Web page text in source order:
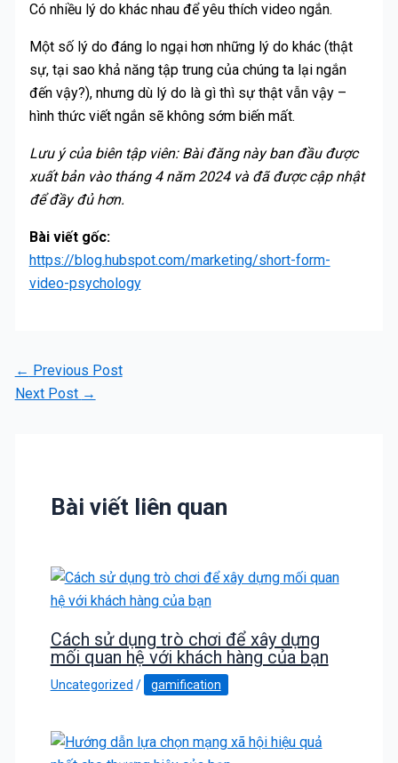
Có nhiều lý do khác nhau để yêu thích video ngắn.
Một số lý do đáng lo ngại hơn những lý do khác (thật
sự, tại sao khả năng tập trung của chúng ta lại ngắn
đến vậy?), nhưng dù lý do là gì thì sự thật vẫn vậy –
hình thức viết ngắn sẽ không sớm biến mất.
Lưu ý của biên tập viên: Bài đăng này ban đầu được
xuất bản vào tháng 4 năm 2024 và đã được cập nhật
để đầy đủ hơn.
Bài viết gốc:
https://blog.hubspot.com/marketing/short-form-
video-psychology
← Previous Post
Next Post →
Bài viết liên quan
Cách sử dụng trò chơi để xây dựng
mối quan hệ với khách hàng của bạn
Uncategorized / gamification